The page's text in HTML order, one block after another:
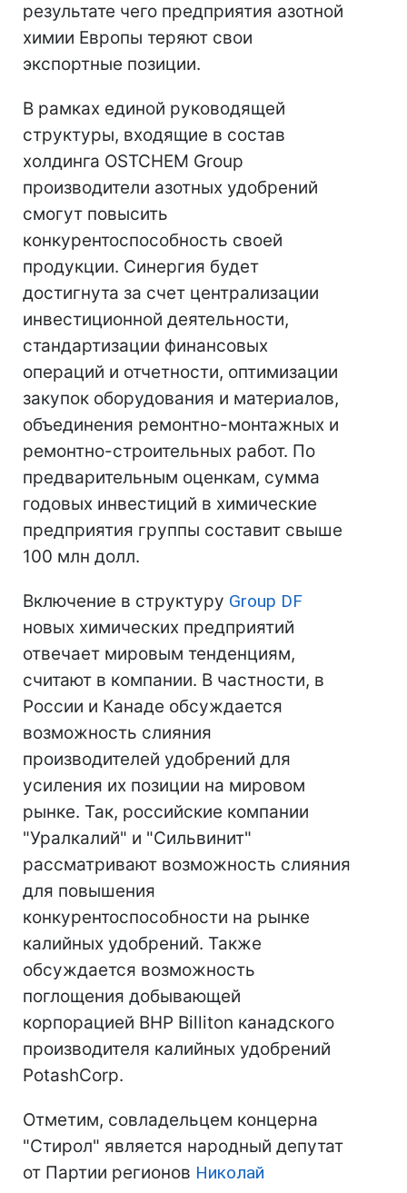
результате чего предприятия азотной
химии Европы теряют свои
экспортные позиции.
В рамках единой руководящей
структуры, входящие в состав
холдинга OSTCHEM Group
производители азотных удобрений
смогут повысить
конкурентоспособность своей
продукции. Синергия будет
достигнута за счет централизации
инвестиционной деятельности,
стандартизации финансовых
операций и отчетности, оптимизации
закупок оборудования и материалов,
объединения ремонтно-монтажных и
ремонтно-строительных работ. По
предварительным оценкам, сумма
годовых инвестиций в химические
предприятия группы составит свыше
100 млн долл.
Включение в структуру Group DF
новых химических предприятий
отвечает мировым тенденциям,
считают в компании. В частности, в
России и Канаде обсуждается
возможность слияния
производителей удобрений для
усиления их позиции на мировом
рынке. Так, российские компании
"Уралкалий" и "Сильвинит"
рассматривают возможность слияния
для повышения
конкурентоспособности на рынке
калийных удобрений. Также
обсуждается возможность
поглощения добывающей
корпорацией BHP Billiton канадского
производителя калийных удобрений
PotashCorp.
Отметим, совладельцем концерна
"Стирол" является народный депутат
от Партии регионов Николай